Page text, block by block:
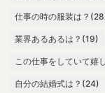
仕事の時の服装は？
業界あるあるは？(19)
この仕事をしていて嬉
自分の結婚式は？(24)